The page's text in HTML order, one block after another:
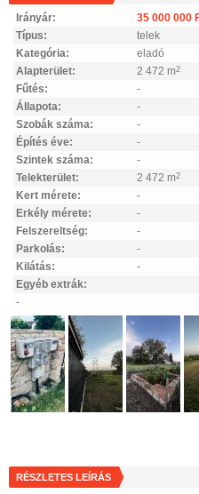
Irányár:
35 000 000
Típus:
telek
Kategória:
eladó
Alapterület:
2 472 m2
Fűtés:
-
Állapota:
-
Szobák száma:
-
Építés éve:
-
Szintek száma:
-
Telekterület:
2 472 m2
Kert mérete:
-
Erkély mérete:
-
Felszereltség:
-
Parkolás:
-
Kilátás:
-
Egyéb extrák:
-
RÉSZLETES LEÍRÁS